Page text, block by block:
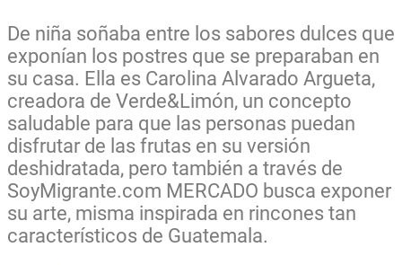
De niña soñaba entre los sabores dulces que
exponían los postres que se preparaban en
su casa. Ella es Carolina Alvarado Argueta,
creadora de Verde&Limón, un concepto
saludable para que las personas puedan
disfrutar de las frutas en su versión
deshidratada, pero también a través de
SoyMigrante.com MERCADO busca exponer
su arte, misma inspirada en rincones tan
característicos de Guatemala.